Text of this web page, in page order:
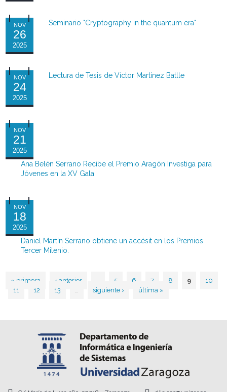
NOV
26
2025
Seminario "Cryptography in the quantum era"
NOV
24
2025
Lectura de Tesis de Víctor Martínez Batlle
NOV
21
2025
Ana Belén Serrano Recibe el Premio Aragón Investiga para
Jóvenes en la XV Gala
NOV
18
2025
Daniel Martín Serrano obtiene un accésit en los Premios
Tercer Milenio.
Páginas
« primera ‹ anterior 5 6 7 8 9
10
11
12 13 … siguiente › última »